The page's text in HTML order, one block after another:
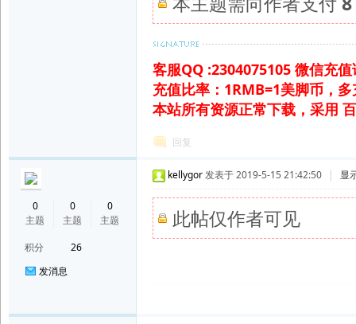
客服QQ :2304075105 微信充
充值比率：1RMB=1美脚币，
本站所有资源正常下载，采用
回复
0
主题
0
主题
0
主题
积分
26
发消息
kellygor发表于 2019-5-15 21:42:50 | 显
此帖仅作者可见